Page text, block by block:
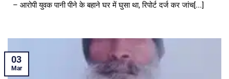
– आरोपी युवक पानी पीने के बहाने घर में घुसा था, रिपोर्ट दर्ज कर जांच[...]
03
Mar